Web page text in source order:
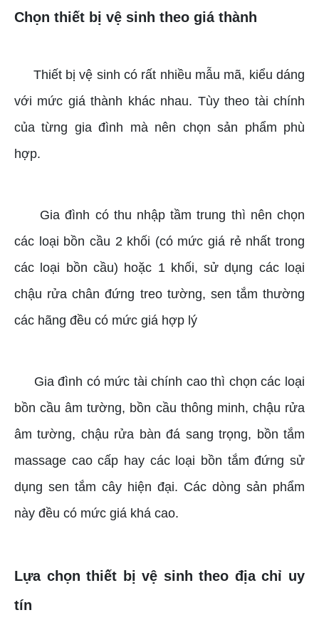
Chọn thiết bị vệ sinh theo giá thành
Thiết bị vệ sinh có rất nhiều mẫu mã, kiểu dáng
với mức giá thành khác nhau. Tùy theo tài chính
của từng gia đình mà nên chọn sản phẩm phù
hợp.
Gia đình có thu nhập tầm trung thì nên chọn
các loại bồn cầu 2 khối (có mức giá rẻ nhất trong
các loại bồn cầu) hoặc 1 khối, sử dụng các loại
chậu rửa chân đứng treo tường, sen tắm thường
các hãng đều có mức giá hợp lý
Gia đình có mức tài chính cao thì chọn các loại
bồn cầu âm tường, bồn cầu thông minh, chậu rửa
âm tường, chậu rửa bàn đá sang trọng, bồn tắm
massage cao cấp hay các loại bồn tắm đứng sử
dụng sen tắm cây hiện đại. Các dòng sản phẩm
này đều có mức giá khá cao.
Lựa chọn thiết bị vệ sinh theo địa chỉ uy
tín